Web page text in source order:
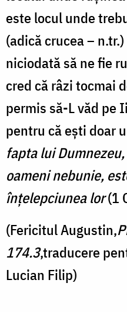
este locul unde
(adică crucea –
niciodată să ne fie
cred că râzi tocmai
permis să-L văd pe
pentru că ești doar
fapta lui
oameni nebunie,
înţelepciunea lor(1
(Fericitul Augustin,
174.3,traducere
Lucian Filip)